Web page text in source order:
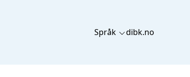
Språk dibk.no